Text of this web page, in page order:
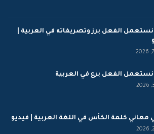
الفعل برز وتصريفاته في العربية |
الفعل برع في العربية
معاني كلمة الكأس في اللغة العربية | فيديو